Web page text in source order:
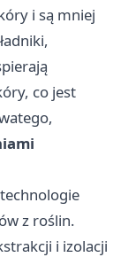
i są mniej
co jest
z roślin.
i izolacji